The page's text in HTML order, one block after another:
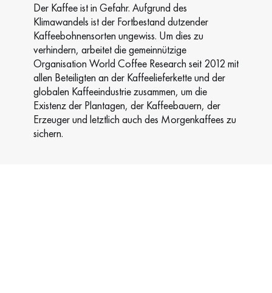
Der Kaffee ist in Gefahr. Aufgrund des
Klimawandels ist der Fortbestand dutzender
Kaffeebohnensorten ungewiss. Um dies zu
verhindern, arbeitet die gemeinnützige
Organisation World Coffee Research seit 2012 mit
allen Beteiligten an der Kaffeelieferkette und der
globalen Kaffeeindustrie zusammen, um die
Existenz der Plantagen, der Kaffeebauern, der
Erzeuger und letztlich auch des Morgenkaffees zu
sichern.